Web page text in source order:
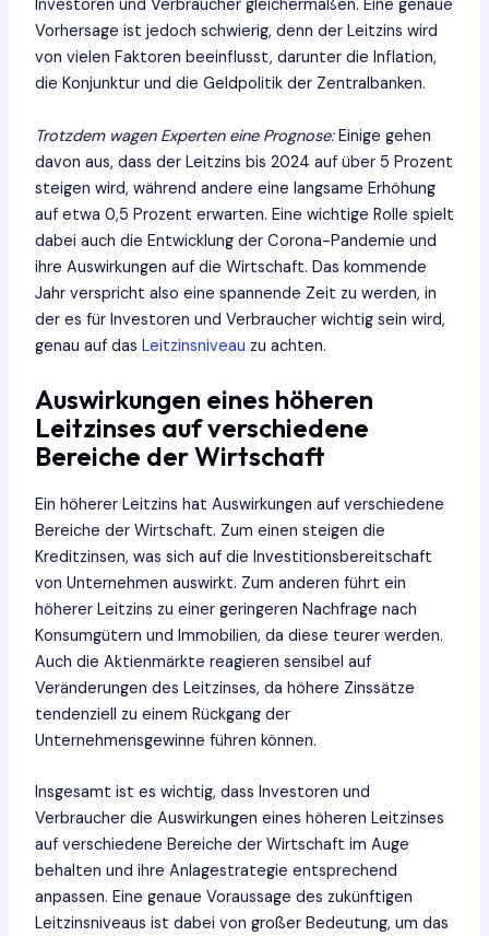
Investoren und Verbraucher gleichermaßen. Eine genaue
Vorhersage ist jedoch schwierig, denn der Leitzins wird
von vielen Faktoren beeinflusst, darunter die Inflation,
die Konjunktur und die Geldpolitik der Zentralbanken.
Trotzdem wagen Experten eine Prognose:Einige gehen
davon aus, dass der Leitzins bis 2024 auf über 5 Prozent
steigen wird, während andere eine langsame Erhöhung
auf etwa 0,5 Prozent erwarten. Eine wichtige Rolle spielt
dabei auch die Entwicklung der Corona-Pandemie und
ihre Auswirkungen auf die Wirtschaft. Das kommende
Jahr verspricht also eine spannende Zeit zu werden, in
der es für Investoren und Verbraucher wichtig sein wird,
genau auf das Leitzinsniveau zu achten.
Auswirkungen eines höheren
Leitzinses auf verschiedene
Bereiche der Wirtschaft
Ein höherer Leitzins hat Auswirkungen auf verschiedene
Bereiche der Wirtschaft. Zum einen steigen die
Kreditzinsen, was sich auf die Investitionsbereitschaft
von Unternehmen auswirkt. Zum anderen führt ein
höherer Leitzins zu einer geringeren Nachfrage nach
Konsumgütern und Immobilien, da diese teurer werden.
Auch die Aktienmärkte reagieren sensibel auf
Veränderungen des Leitzinses, da höhere Zinssätze
tendenziell zu einem Rückgang der
Unternehmensgewinne führen können.
Insgesamt ist es wichtig, dass Investoren und
Verbraucher die Auswirkungen eines höheren Leitzinses
auf verschiedene Bereiche der Wirtschaft im Auge
behalten und ihre Anlagestrategie entsprechend
anpassen. Eine genaue Voraussage des zukünftigen
Leitzinsniveaus ist dabei von großer Bedeutung, um das